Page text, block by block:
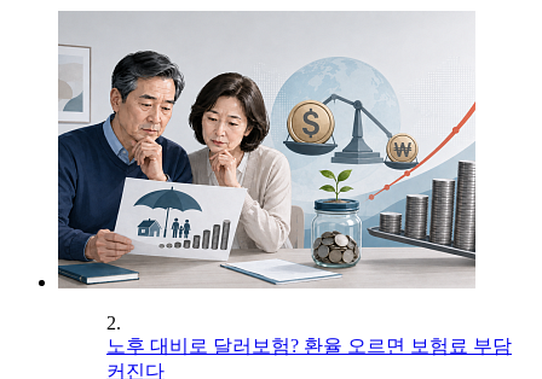
2.
노후 대비로 달러보험? 환율 오르면 보험료 부담
커진다